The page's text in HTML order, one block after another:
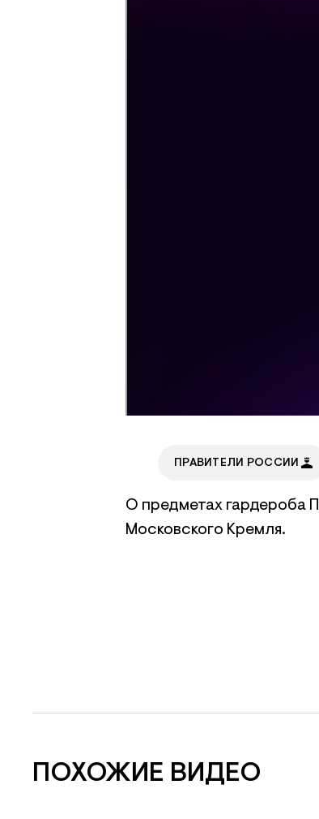
ПРАВИТЕЛИ РОССИИ
О предметах гардероба
Московского Кремля.
ПОХОЖИЕ ВИДЕО